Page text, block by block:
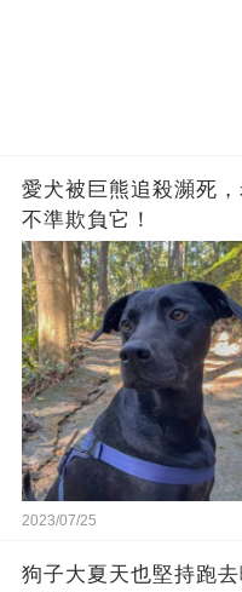
愛犬被巨熊追殺瀕死
不準欺負它！
2023/07/25
狗子大夏天也堅持跑